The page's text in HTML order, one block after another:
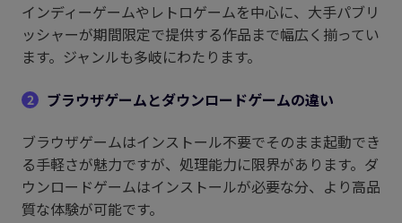
インディーゲームやレトロゲームを中心に、大手パブリ
ッシャーが期間限定で提供する作品まで幅広く揃ってい
ます。ジャンルも多岐にわたります。
2
ブラウザゲームとダウンロードゲームの違い
ブラウザゲームはインストール不要でそのまま起動でき
る手軽さが魅力ですが、処理能力に限界があります。ダ
ウンロードゲームはインストールが必要な分、より高品
質な体験が可能です。